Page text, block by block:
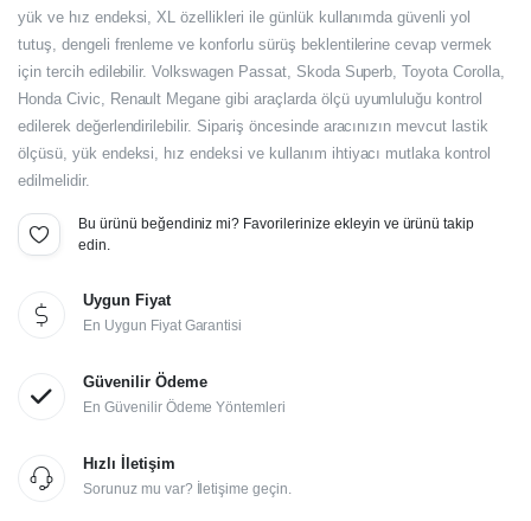
yük ve hız endeksi, XL özellikleri ile günlük kullanımda güvenli yol
tutuş, dengeli frenleme ve konforlu sürüş beklentilerine cevap vermek
için tercih edilebilir. Volkswagen Passat, Skoda Superb, Toyota Corolla,
Honda Civic, Renault Megane gibi araçlarda ölçü uyumluluğu kontrol
edilerek değerlendirilebilir. Sipariş öncesinde aracınızın mevcut lastik
ölçüsü, yük endeksi, hız endeksi ve kullanım ihtiyacı mutlaka kontrol
edilmelidir.
Bu ürünü beğendiniz mi? Favorilerinize ekleyin ve ürünü takip
edin.
Uygun Fiyat
En Uygun Fiyat Garantisi
Güvenilir Ödeme
En Güvenilir Ödeme Yöntemleri
Hızlı İletişim
Sorunuz mu var? İletişime geçin.